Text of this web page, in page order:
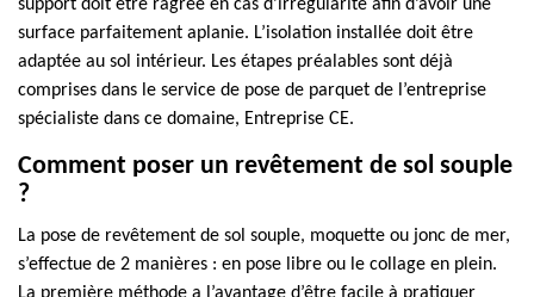
support doit être ragréé en cas d’irrégularité afin d’avoir une
surface parfaitement aplanie. L’isolation installée doit être
adaptée au sol intérieur. Les étapes préalables sont déjà
comprises dans le service de pose de parquet de l’entreprise
spécialiste dans ce domaine, Entreprise CE.
Comment poser un revêtement de sol souple
?
La pose de revêtement de sol souple, moquette ou jonc de mer,
s’effectue de 2 manières : en pose libre ou le collage en plein.